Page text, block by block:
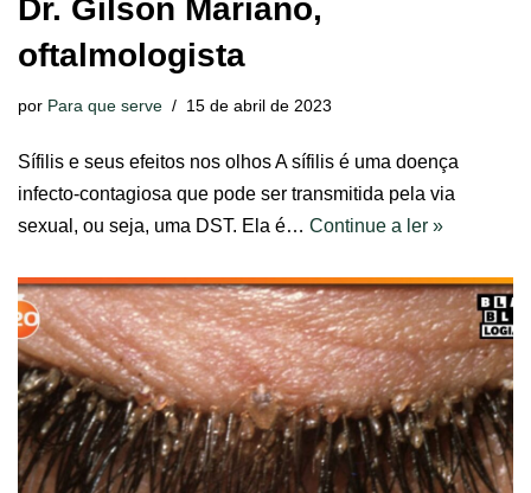
Dr. Gilson Mariano,
oftalmologista
por Para que serve 15 de abril de 2023
Sífilis e seus efeitos nos olhos A sífilis é uma doença
infecto-contagiosa que pode ser transmitida pela via
sexual, ou seja, uma DST. Ela é… Continue a ler »